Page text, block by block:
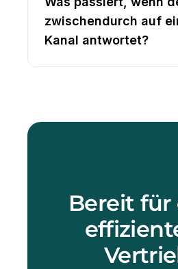
zwischendurch auf
Kanal antwortet?
Bereit für